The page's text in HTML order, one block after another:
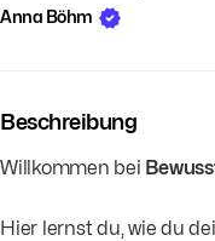
Anna Böhm
Beschreibung
Willkommen bei
Hier lernst du, wie du